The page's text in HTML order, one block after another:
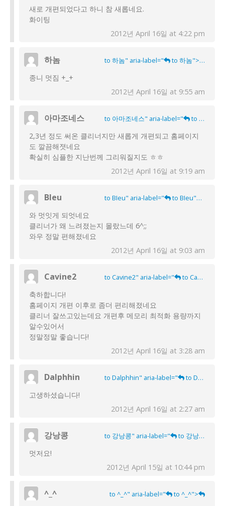
새로 개편되었다고 하니 참 새롭네요.
화이팅
2012년 April 16일 at 4:22 pm
하놈 to 하놈" aria-label=" to 하놈">
종니 멋짐 +_+
2012년 April 16일 at 9:55 am
아마조네스 to 아마조네스" aria-label=" to 아마조네스">
2,3년 정도 써온 클리너지만 새롭게 개편되고 홈페이지
도 깔끔해졋네요
확실히 심플한 지난번께 그리워질지도 ㅎㅎ
2012년 April 16일 at 9:19 am
BIeu to BIeu" aria-label=" to BIeu">
와 멋잇게 되엇네요
클리너가 왜 느려졌는지 몰랐느데 6^;;
와우 정말 편해졌네요
2012년 April 16일 at 9:03 am
Cavine2 to Cavine2" aria-label=" to Cavine2">
축하합니다!
홈페이지 개편 이후로 좀더 편리해졌네요
클리너 잘쓰고있는데요 개편후 메모리 최적화 용량까지
알수있어서
정말정말 좋습니다!
2012년 April 16일 at 3:28 am
Dalphhin to Dalphhin" aria-label=" to Dalphhin">
고생하셨습니다!
2012년 April 16일 at 2:27 am
강낭콩 to 강낭콩" aria-label=" to 강낭콩">
멋저요!
2012년 April 15일 at 10:44 pm
^_^ to ^_^" aria-label=" to ^_^">